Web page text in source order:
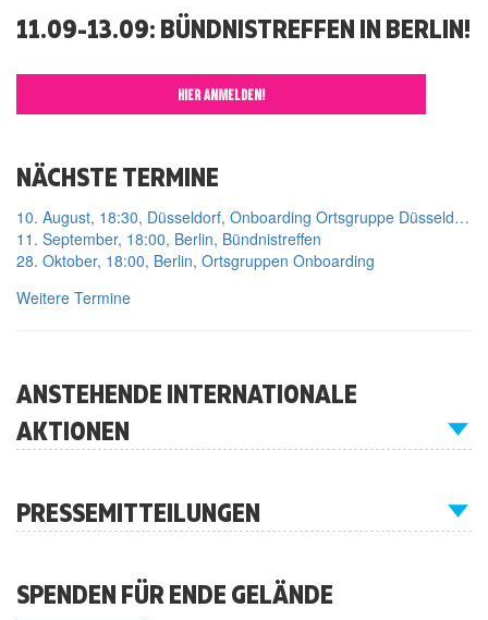
11.09-13.09: BÜNDNISTREFFEN IN BERLIN!
HIER ANMELDEN!
NÄCHSTE TERMINE
10. August, 18:30, Düsseldorf, Onboarding Ortsgruppe Düsseldorf
11. September, 18:00, Berlin, Bündnistreffen
28. Oktober, 18:00, Berlin, Ortsgruppen Onboarding
Weitere Termine
ANSTEHENDE INTERNATIONALE
AKTIONEN
PRESSEMITTEILUNGEN
SPENDEN FÜR ENDE GELÄNDE